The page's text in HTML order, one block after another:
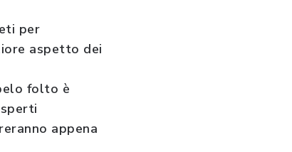
per
aspetto dei
folto è
appena